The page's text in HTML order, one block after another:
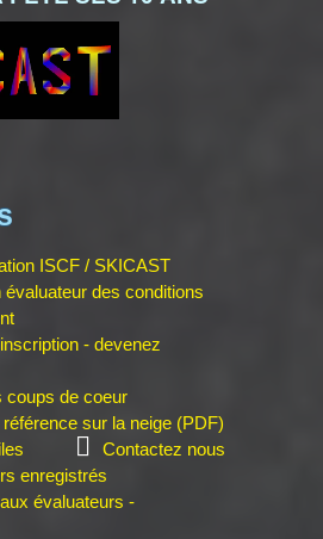
ISCF / SKICAST
évaluateur des conditions
- devenez
coups de coeur
sur la neige (PDF)
Contactez nous
enregistrés
évaluateurs -